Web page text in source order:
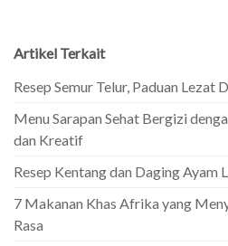
Artikel Terkait
Resep Semur Telur, Paduan Lezat
Menu Sarapan Sehat Bergizi
dan Kreatif
Resep Kentang dan Daging Ayam
7 Makanan Khas Afrika yang
Rasa